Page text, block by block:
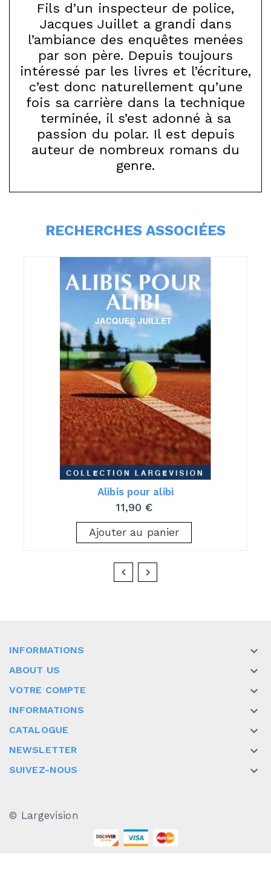
Fils d’un inspecteur de police,
Jacques Juillet a grandi dans
l’ambiance des enquêtes menées
par son père. Depuis toujours
intéressé par les livres et l’écriture,
c’est donc naturellement qu’une
fois sa carrière dans la technique
terminée, il s’est adonné à sa
passion du polar. Il est depuis
auteur de nombreux romans du
genre.
RECHERCHES ASSOCIÉES
Alibis pour alibi
11,90 €
Ajouter au panier
INFORMATIONS 
ABOUT US 
VOTRE COMPTE 
INFORMATIONS 
CATALOGUE 
NEWSLETTER 
SUIVEZ-NOUS 
© Largevision